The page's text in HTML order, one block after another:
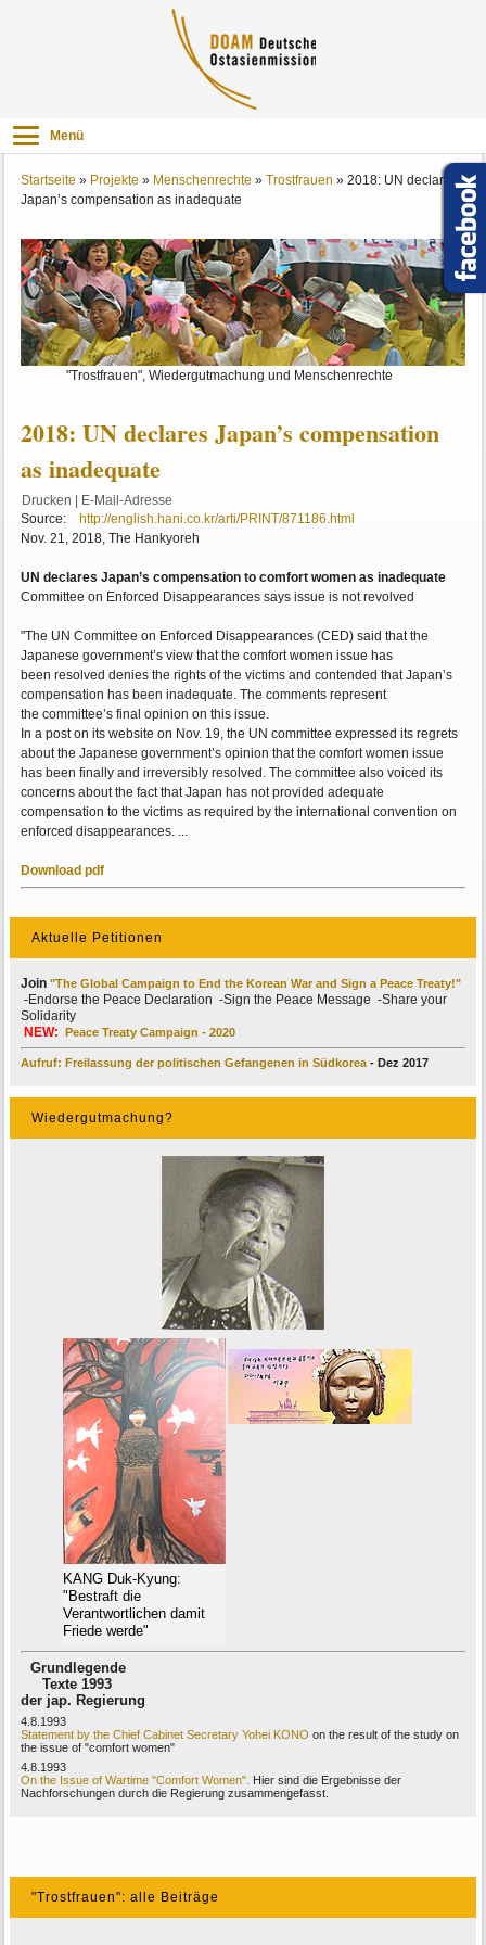
Menü
Startseite » Projekte » Menschenrechte »Trostfrauen »2018: UN declares
Japan’s compensation as inadequate
"Trostfrauen", Wiedergutmachung und Menschenrechte
2018: UN declares Japan’s compensation
as inadequate
Drucken | E-Mail-Adresse
Source:http://english.hani.co.kr/arti/PRINT/871186.html
Nov. 21, 2018, The Hankyoreh
UN declares Japan’s compensation to comfort women as inadequate
Committee on Enforced Disappearances says issue is not revolved
"The UN Committee on Enforced Disappearances (CED) said that the
Japanese government’s view that the comfort women issue has
been resolved denies the rights of the victims and contended that Japan’s
compensation has been inadequate. The comments represent
the committee’s final opinion on this issue.
In a post on its website on Nov. 19, the UN committee expressed its regrets
about the Japanese government’s opinion that the comfort women issue
has been finally and irreversibly resolved. The committee also voiced its
concerns about the fact that Japan has not provided adequate
compensation to the victims as required by the international convention on
enforced disappearances. ...
Download pdf
Aktuelle Petitionen
Join"The Global Campaign to End the Korean War and Sign a Peace Treaty!"
-Endorse the Peace Declaration -Sign the Peace Message -Share your
Solidarity
NEW:
Peace Treaty Campaign - 2020
Aufruf: Freilassung der politischen Gefangenen in Südkorea- Dez 2017
Wiedergutmachung?
KANG Duk-Kyung:
"Bestraft die
Verantwortlichen damit
Friede werde"
Grundlegende
Texte 1993
der jap. Regierung
4.8.1993
Statement by the Chief Cabinet Secretary Yohei KONO on the result of the study on
the issue of "comfort women"
4.8.1993
On the Issue of Wartime "Comfort Women". Hier sind die Ergebnisse der
Nachforschungen durch die Regierung zusammengefasst.
"Trostfrauen": alle Beiträge